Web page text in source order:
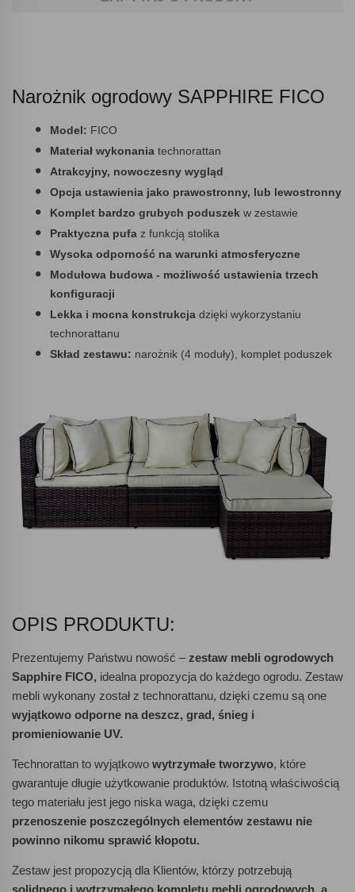
Narożnik ogrodowy SAPPHIRE FICO
Model: FICO
Materiał wykonania technorattan
Atrakcyjny, nowoczesny wygląd
Opcja ustawienia jako prawostronny, lub lewostronny
Komplet bardzo grubych poduszek w zestawie
Praktyczna pufa z funkcją stolika
Wysoka odporność na warunki atmosferyczne
Modułowa budowa - możliwość ustawienia trzech
konfiguracji
Lekka i mocna konstrukcja dzięki wykorzystaniu
technorattanu
Skład zestawu: narożnik (4 moduły), komplet poduszek
OPIS PRODUKTU:
Prezentujemy Państwu nowość –zestaw mebli ogrodowych
Sapphire FICO, idealna propozycja do każdego ogrodu. Zestaw
mebli wykonany został z technorattanu, dzięki czemu są one
wyjątkowo odporne na deszcz, grad, śnieg i
promieniowanie UV.
Technorattan to wyjątkowo wytrzymałe tworzywo, które
gwarantuje długie użytkowanie produktów. Istotną właściwością
tego materiału jest jego niska waga, dzięki czemu
przenoszenie poszczególnych elementów zestawu nie
powinno nikomu sprawić kłopotu.
Zestaw jest propozycją dla Klientów, którzy potrzebują
solidnego i wytrzymałego kompletu mebli ogrodowych, a